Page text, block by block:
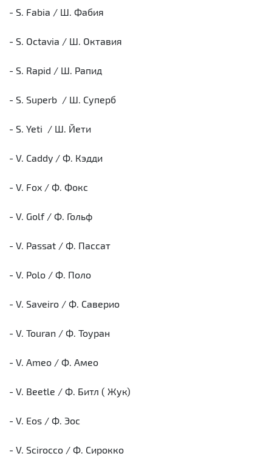
- S. Fabia / Ш. Фабия
- S. Octavia / Ш. Октавия
- S. Rapid / Ш. Рапид
- S. Superb / Ш. Суперб
- S. Yeti / Ш. Йети
- V. Caddy / Ф. Кэдди
- V. Fox / Ф. Фокс
- V. Golf / Ф. Гольф
- V. Passat / Ф. Пассат
- V. Polo / Ф. Поло
- V. Saveiro / Ф. Саверио
- V. Touran / Ф. Тоуран
- V. Ameo / Ф. Амео
- V. Beetle / Ф. Битл ( Жук)
- V. Eos / Ф. Эос
- V. Scirocco / Ф. Сирокко